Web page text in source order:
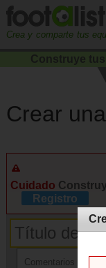
Crea y comparte tus
Construye
Crear
Cuidado
Registro